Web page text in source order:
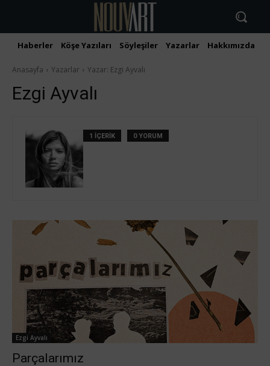
Haberler Köşe Yazıları Söyleşiler Yazarlar Hakkımızda
Anasayfa Yazarlar Yazar: Ezgi Ayvalı
Ezgi Ayvalı
1 İÇERİK 0 YORUM
Ezgi Ayvalı
Parçalarımız